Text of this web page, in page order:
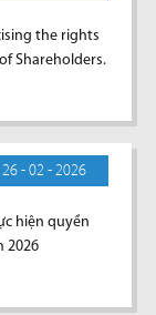
the rights
Shareholders.
26 - 02 - 2026
hiện quyền
2026